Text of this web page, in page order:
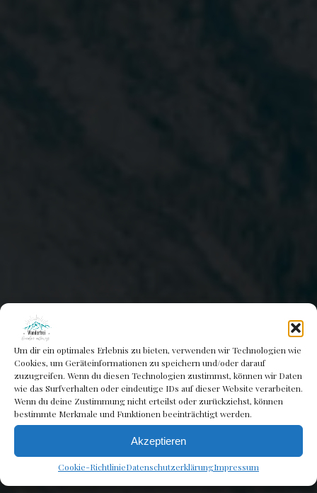
Um dir ein optimales Erlebnis zu bieten, verwenden wir Technologien wie
Cookies, um Geräteinformationen zu speichern und/oder darauf
zuzugreifen. Wenn du diesen Technologien zustimmst, können wir Daten
wie das Surfverhalten oder eindeutige IDs auf dieser Website verarbeiten.
Wenn du deine Zustimmung nicht erteilst oder zurückziehst, können
bestimmte Merkmale und Funktionen beeinträchtigt werden.
Akzeptieren
Cookie-RichtlinieDatenschutzerklärungImpressum
Bayern